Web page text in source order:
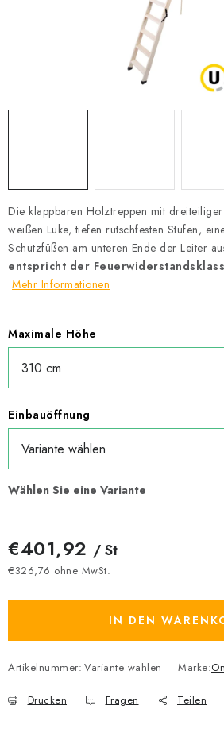
Allgemeinen
Die klappbaren Holztreppen mit
weißen Luke, tiefen rutschfesten Stufen,
Schutzfüßen am unteren Ende der Leiter
entspricht der
Mehr Informationen
Maximale Höhe
Einbauöffnung
€401,92 / St
€326,76 ohne MwSt.
IN DEN
Artikelnummer: Variante wählen Marke:
Drucken Fragen Teilen